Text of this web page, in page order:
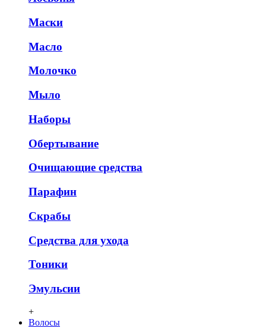
Маски
Масло
Молочко
Мыло
Наборы
Обертывание
Очищающие средства
Парафин
Скрабы
Средства для ухода
Тоники
Эмульсии
+
Волосы